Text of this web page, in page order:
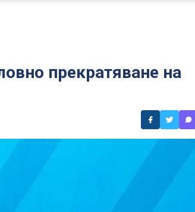
прекратяване на